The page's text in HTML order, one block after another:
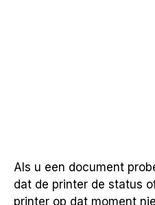
Als u een document
dat de printer de status
printer op dat moment